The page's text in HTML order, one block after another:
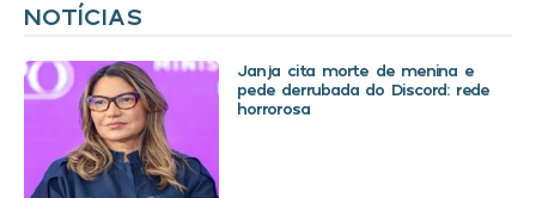
NOTÍCIAS
Janja cita morte de menina e
pede derrubada do Discord: rede
horrorosa